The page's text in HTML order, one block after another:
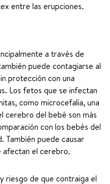
entre las erupciones.
a través de
puede contagiarse al
protección con una
Los fetos que se infectan
como microcefalia, una
cerebro del bebé son más
con los bebés del
También puede causar
afectan el cerebro.
riesgo de que contraiga el